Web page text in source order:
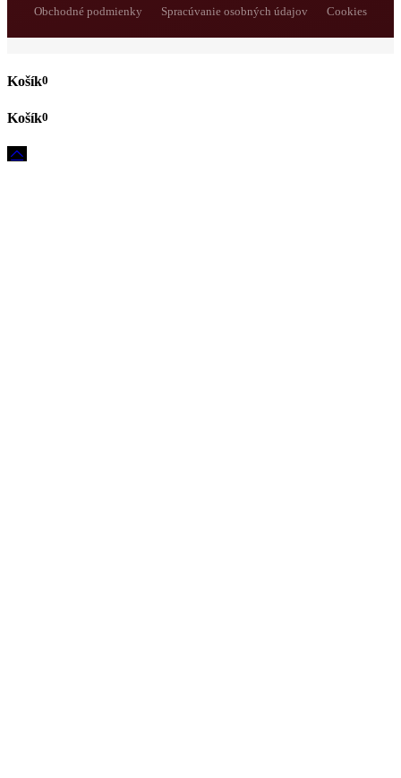
Obchodné podmienky
Spracúvanie osobných údajov Cookies
0
0